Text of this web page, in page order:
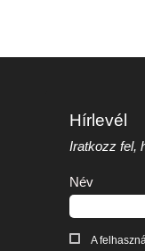
Hírlevél
Iratkozz fel,
Név
A